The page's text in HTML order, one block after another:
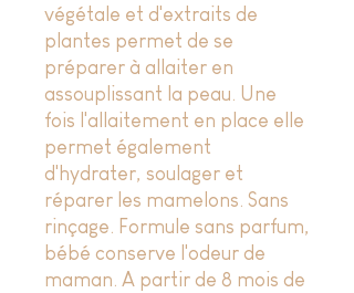
végétale et d'extraits de
plantes permet de se
préparer à allaiter en
assouplissant la peau. Une
fois l'allaitement en place elle
permet également
d'hydrater, soulager et
réparer les mamelons. Sans
rinçage. Formule sans parfum,
bébé conserve l'odeur de
maman. A partir de 8 mois de